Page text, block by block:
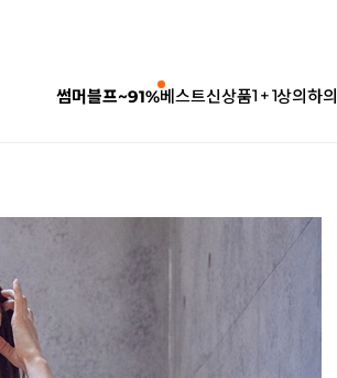
썸머블프~91%베스트신상품1 + 1상의하의